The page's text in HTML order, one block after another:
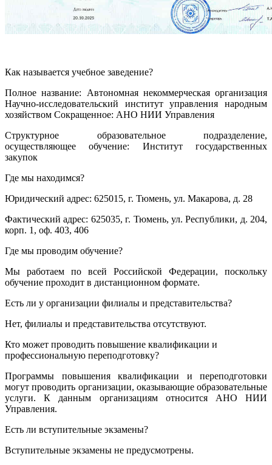
Как называется учебное заведение?
Полное название: Автономная некоммерческая организация
Научно-исследовательский институт управления народным
хозяйством Сокращенное: АНО НИИ Управления
Структурное образовательное подразделение,
осуществляющее обучение: Институт государственных
закупок
Где мы находимся?
Юридический адрес: 625015, г. Тюмень, ул. Макарова, д. 28
Фактический адрес: 625035, г. Тюмень, ул. Республики, д. 204,
корп. 1, оф. 403, 406
Где мы проводим обучение?
Мы работаем по всей Российской Федерации, поскольку
обучение проходит в дистанционном формате.
Есть ли у организации филиалы и представительства?
Нет, филиалы и представительства отсутствуют.
Кто может проводить повышение квалификации и
профессиональную переподготовку?
Программы повышения квалификации и переподготовки
могут проводить организации, оказывающие образовательные
услуги. К данным организациям относится АНО НИИ
Управления.
Есть ли вступительные экзамены?
Вступительные экзамены не предусмотрены.